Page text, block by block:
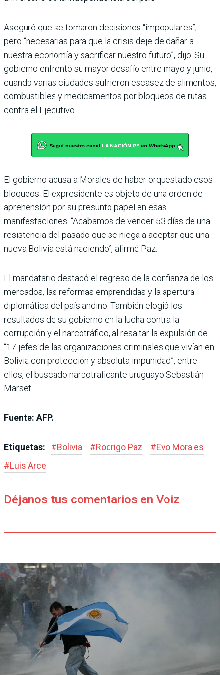
Aseguró que se tomaron decisiones “impopulares”,
pero “necesarias para que la crisis deje de dañar a
nuestra economía y sacrificar nuestro futuro”, dijo. Su
gobierno enfrentó su mayor desafío entre mayo y junio,
cuando varias ciudades sufrieron escasez de alimentos,
combustibles y medicamentos por bloqueos de rutas
contra el Ejecutivo.
El gobierno acusa a Morales de haber orquestado esos
bloqueos. El expresidente es objeto de una orden de
aprehensión por su presunto papel en esas
manifestaciones. “Acabamos de vencer 53 días de una
resistencia del pasado que se niega a aceptar que una
nueva Bolivia está naciendo”, afirmó Paz.
El mandatario destacó el regreso de la confianza de los
mercados, las reformas emprendidas y la apertura
diplomática del país andino. También elogió los
resultados de su gobierno en la lucha contra la
corrupción y el narcotráfico, al resaltar la expulsión de
“17 jefes de las organizaciones criminales que vivían en
Bolivia con protección y absoluta impunidad”, entre
ellos, el buscado narcotraficante uruguayo Sebastián
Marset.
Fuente: AFP.
Etiquetas: #Bolivia #Rodrigo Paz #Evo Morales
#Luis Arce
Déjanos tus comentarios en Voiz